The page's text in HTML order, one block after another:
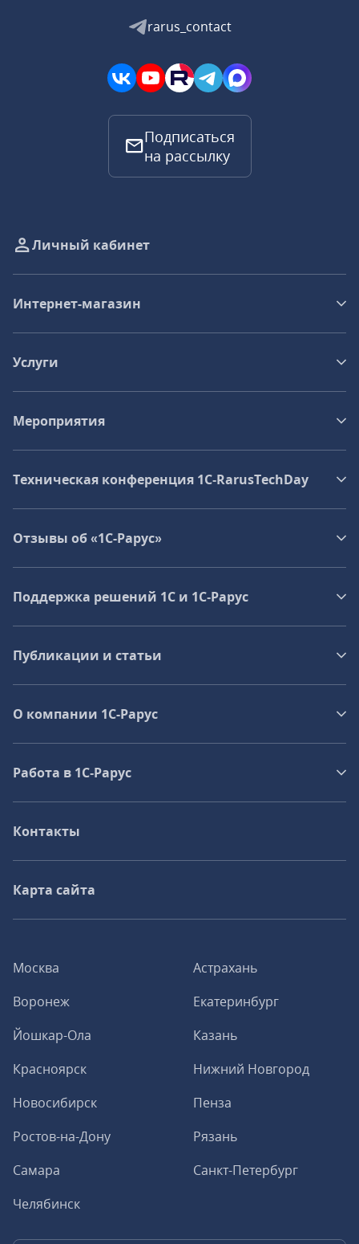
rarus_contact
Подписаться
на рассылку
Москва
Астрахань
Воронеж
Екатеринбург
Йошкар-Ола
Казань
Красноярск
Нижний Новгород
Новосибирск
Пенза
Ростов-на-Дону
Рязань
Самара
Санкт-Петербург
Челябинск
Личный кабинет
Интернет-магазин
Услуги
Мероприятия
Техническая конференция 1C‑RarusTechDay
Отзывы об «1С-Рарус»
Поддержка решений 1С и 1С‑Рарус
Публикации и статьи
О компании 1C-Рарус
Работа в 1С‑Рарус
Контакты
Карта сайта